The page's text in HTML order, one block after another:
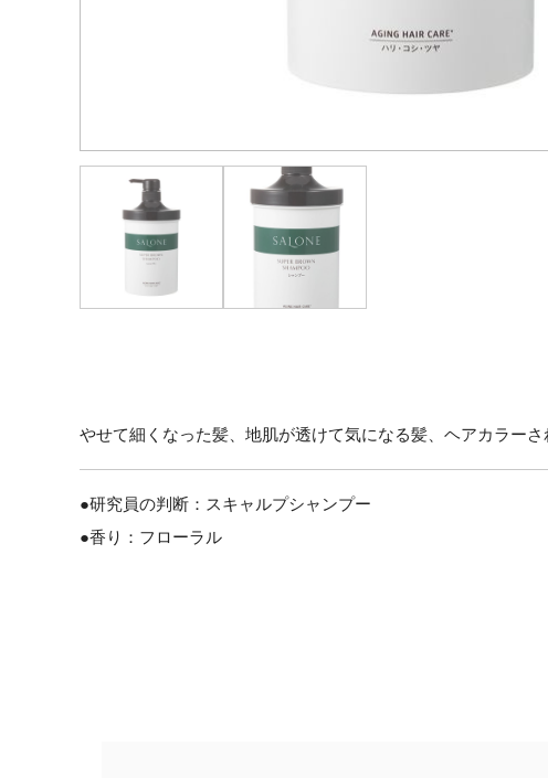
やせて細くなった髪、地肌が透けて気になる髪、ヘアカラー
●研究員の判断：スキャルプシャンプー
●香り：フローラル